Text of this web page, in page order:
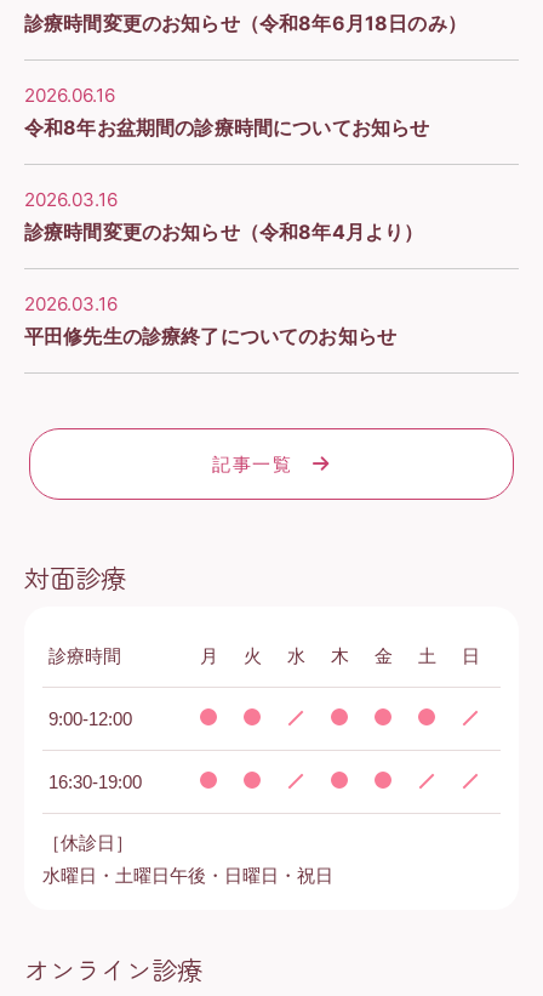
診療時間変更のお知らせ（令和8年6月18日のみ）
2026.06.16
令和8年お盆期間の診療時間についてお知らせ
2026.03.16
診療時間変更のお知らせ（令和8年4月より）
2026.03.16
平田修先生の診療終了についてのお知らせ
記事一覧
対面診療
診療時間 月 火 水 木 金 土 日
9:00-12:00
16:30-19:00
［休診日］
水曜日・土曜日午後・日曜日・祝日
オンライン診療